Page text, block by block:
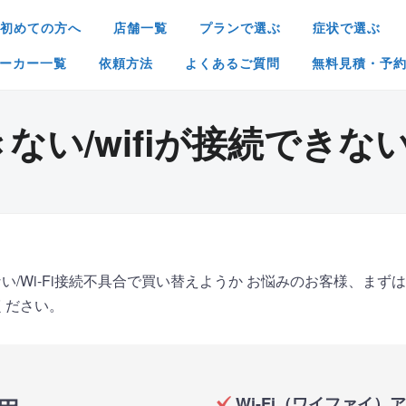
初めての方へ 店舗一覧 プランで選ぶ
症状で選ぶ
カー一覧
依頼方法 よくあるご質問 無料見積・予
い/wifiが接続できな
/Wi-Fi接続不具合で買い替えようか お悩みのお客様、まず
さい。